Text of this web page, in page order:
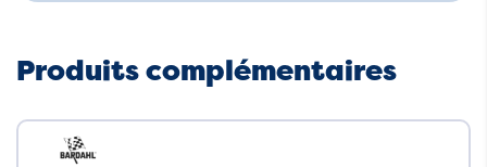
Produits complémentaires
Neuf